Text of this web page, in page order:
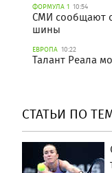
ФОРМУЛА 1 10:54
СМИ сообщают
шины
ЕВРОПА 10:22
Талант Реала
СТАТЬИ ПО